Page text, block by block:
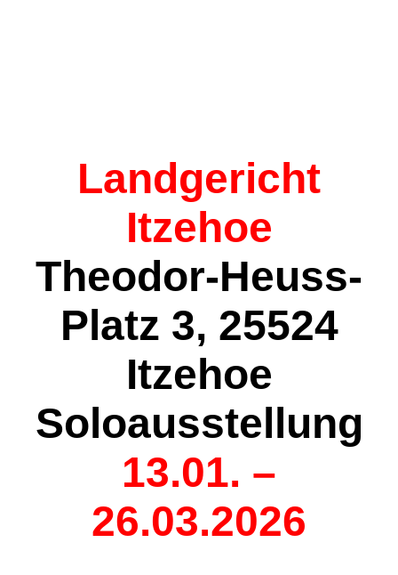
Landgericht
Itzehoe
Theodor-Heuss-
Platz 3, 25524
Itzehoe
Soloausstellung
13.01. –
26.03.2026